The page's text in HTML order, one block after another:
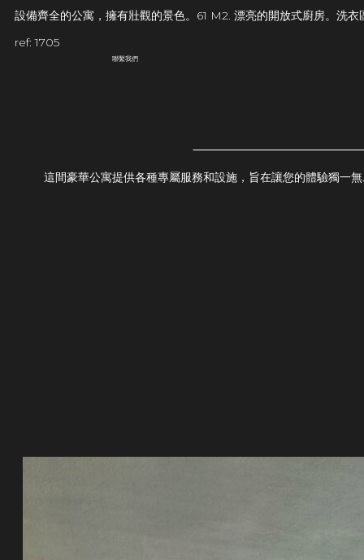
設備齊全的公寓，擁有壯觀的景色。61 M2. 漂亮的開放式廚房。洗
ref: 1705
聯繫我們
這間豪華公寓提供各種專屬服務和設施，旨在讓您的體驗獨一